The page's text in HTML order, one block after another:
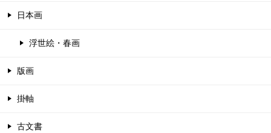
日本画
浮世絵・春画
版画
掛軸
古文書